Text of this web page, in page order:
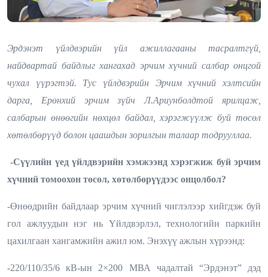
Эрдэнэт үйлдвэрийн үйл ажиллагааны тасралтгүй,
найдвартай байдлыг хангахад эрчим хүчний салбар онцгой
чухал үүрэгтэй. Тус үйлдвэрийн Эрчим хүчний хэлтсийн
дарга, Ерөнхий эрчим зүйч Л.Ариунболдтой ярилцаж,
салбарын өнөөгийн нөхцөл байдал, хэрэгжүүлж буй төсөл
хөтөлбөрүүд болон цаашдын зорилгын талаар тодрууллаа.
-Сүүлийн үед үйлдвэрийн хэмжээнд хэрэгжиж буй эрчим
хүчний томоохон төсөл, хөтөлбөрүүдээс онцолбол?
-Өнөөдрийн байдлаар эрчим хүчний чиглэлээр хийгдэж буй
гол ажлуудын нэг нь Үйлдвэрлэл, технологийн паркийн
цахилгаан хангамжийн ажил юм. Энэхүү ажлын хүрээнд:
-220/110/35/6 кВ-ын 2×200 МВА чадалтай “Эрдэнэт” дэд